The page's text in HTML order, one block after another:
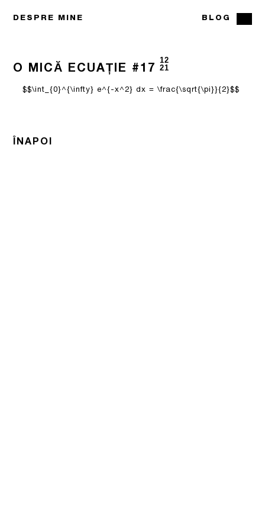
DESPRE MINE BLOG
O MICĂ ECUAȚIE #17
12
21
$$\int_{0}^{\infty} e^{-x^2} dx = \frac{\sqrt{\pi}}{2}$$
ÎNAPOI